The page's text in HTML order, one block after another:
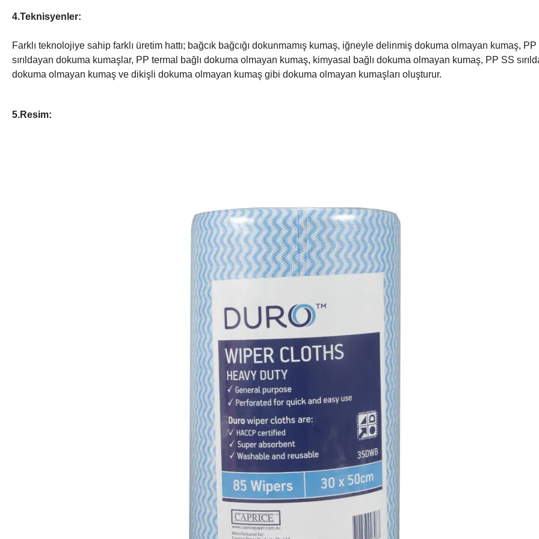
4.Teknisyenler:
Farklı teknolojiye sahip farklı üretim hattı; bağcık bağcığı dokunmamış kumaş, iğneyle delinmiş dokuma olmayan kumaş, PP
sırıldayan dokuma kumaşlar, PP termal bağlı dokuma olmayan kumaş, kimyasal bağlı dokuma olmayan kumaş, PP SS
dokuma olmayan kumaş ve dikişli dokuma olmayan kumaş gibi dokuma olmayan kumaşları oluşturur.
5.Resim: